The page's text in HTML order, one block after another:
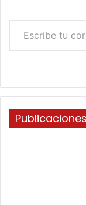
Escribe tu correo electrónico…